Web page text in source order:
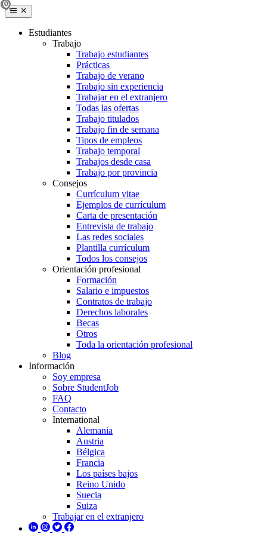
Estudiantes
Trabajo
Trabajo estudiantes
Prácticas
Trabajo de verano
Trabajo sin experiencia
Trabajar en el extranjero
Todas las ofertas
Trabajo titulados
Trabajo fin de semana
Tipos de empleos
Trabajo temporal
Trabajos desde casa
Trabajo por provincia
Consejos
Currículum vitae
Ejemplos de currículum
Carta de presentación
Entrevista de trabajo
Las redes sociales
Plantilla currículum
Todos los consejos
Orientación profesional
Formación
Salario e impuestos
Contratos de trabajo
Derechos laborales
Becas
Otros
Toda la orientación profesional
Blog
Información
Soy empresa
Sobre StudentJob
FAQ
Contacto
International
Alemania
Austria
Bélgica
Francia
Los países bajos
Reino Unido
Suecia
Suiza
Trabajar en el extranjero